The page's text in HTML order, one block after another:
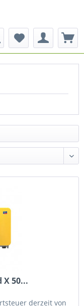
X 50...
derzeit von